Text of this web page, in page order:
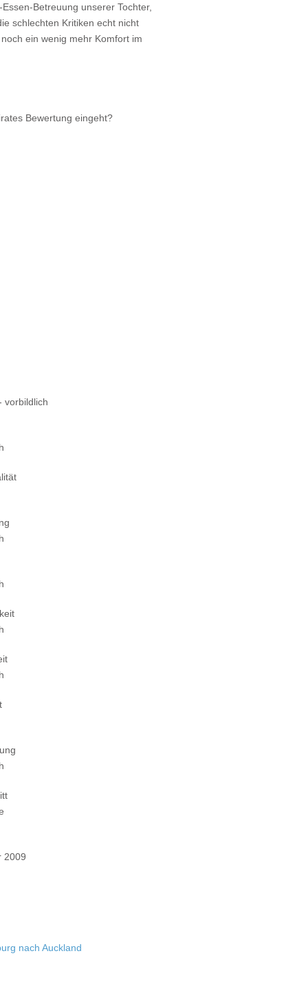
Betreuung unserer Tochter,
schlechten Kritiken echt nicht
ein wenig mehr Komfort im
Bewertung eingeht?
2009
nach Auckland